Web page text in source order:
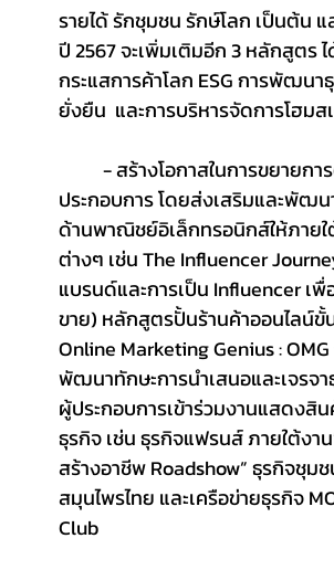
รายได้ รักชุมชน รักษ์โลก เป็นต้น แ
ปี 2567 จะเพิ่มเติมอีก 3 หลักสูตร
กระแสการค้าโลก ESG การพัฒนา
ยั่งยืน  และการบริหารจัดการโฮมส
	- สร้างโอกาสในการขยายการตลาดให้ผู้
ประกอบการ โดยส่งเสริมและพัฒ
ด้านพาณิชย์อิเล็กทรอนิกส์ให้ภาย
ต่างๆ เช่น The Influencer
แบรนด์และการเป็น Influencer เ
ขาย) หลักสูตรปั้นร้านค้าออนไลน์ขั้
Online Marketing Genius :
พัฒนาทักษะการนำเสนอและเจรจา
ผู้ประกอบการเข้าร่วมงานแสดงสิน
ธุรกิจ เช่น ธุรกิจแฟรนส์ ภายใต้งา
สร้างอาชีพ Roadshow” ธุรกิจชุ
สมุนไพรไทย และเครือข่ายธุรกิจ
Club